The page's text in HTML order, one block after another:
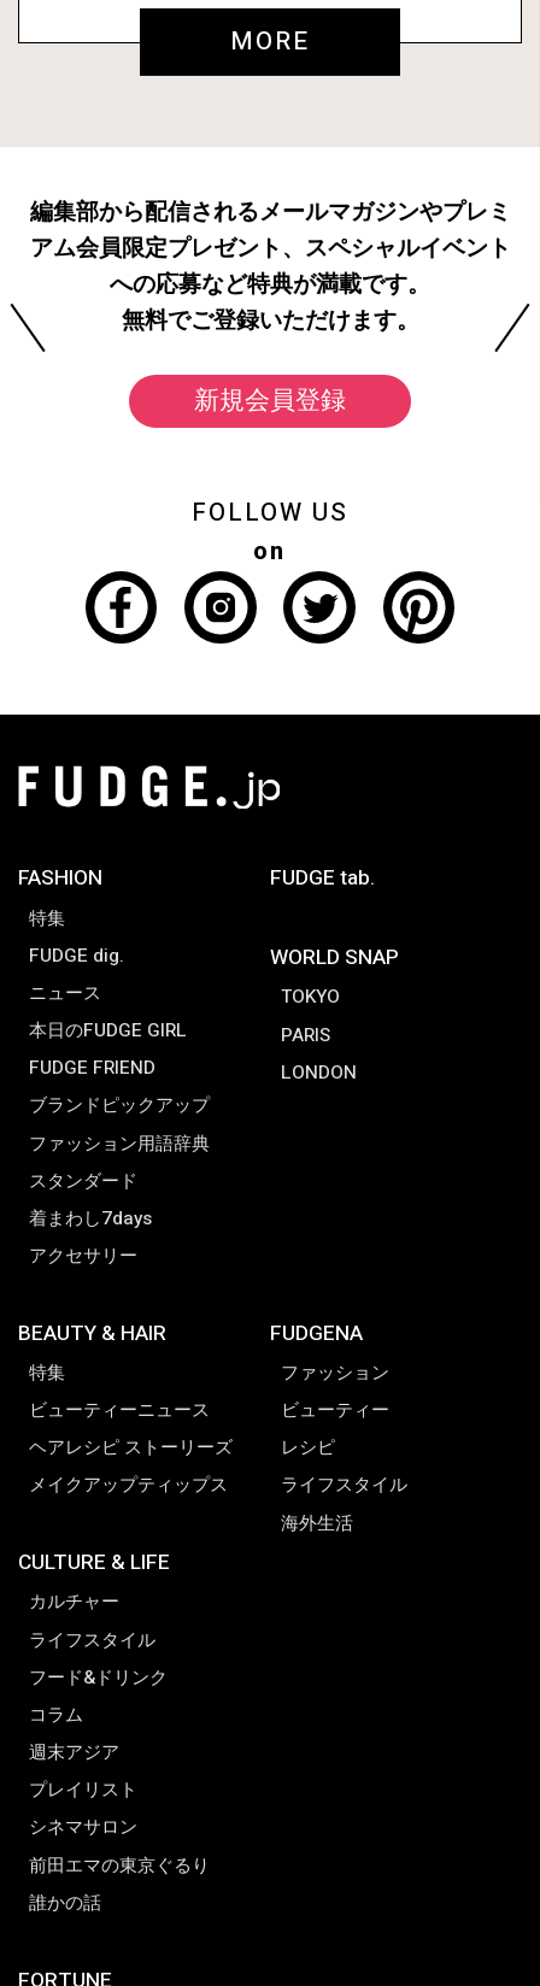
MORE
編集部から配信されるメールマガジンやプレミ
アム会員限定プレゼント、スペシャルイベント
への応募など特典が満載です。
無料でご登録いただけます。
新規会員登録
FOLLOW US
on
FASHION
特集
FUDGE dig.
ニュース
本日のFUDGE GIRL
FUDGE FRIEND
ブランドピックアップ
ファッション用語辞典
スタンダード
着まわし7days
アクセサリー
FUDGE tab.
WORLD SNAP
TOKYO
PARIS
LONDON
BEAUTY & HAIR
特集
ビューティーニュース
ヘアレシピ ストーリーズ
メイクアップティップス
CULTURE & LIFE
カルチャー
ライフスタイル
フード&ドリンク
コラム
週末アジア
プレイリスト
シネマサロン
前田エマの東京ぐるり
誰かの話
FUDGENA
ファッション
ビューティー
レシピ
ライフスタイル
海外生活